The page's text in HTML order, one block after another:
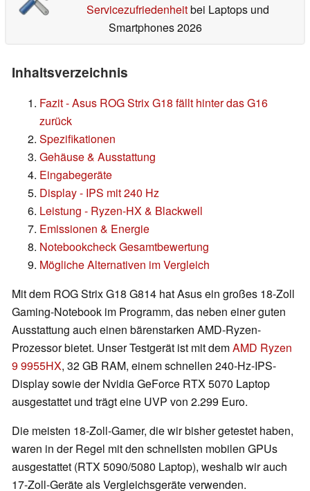
Servicezufriedenheitbei Laptops und
Smartphones 2026
Inhaltsverzeichnis
Fazit - Asus ROG Strix G18 fällt hinter das G16
zurück
Spezifikationen
Gehäuse & Ausstattung
Eingabegeräte
Display - IPS mit 240 Hz
Leistung - Ryzen-HX & Blackwell
Emissionen & Energie
Notebookcheck Gesamtbewertung
Mögliche Alternativen im Vergleich
Mit dem ROG Strix G18 G814 hat Asus ein großes 18-Zoll
Gaming-Notebook im Programm, das neben einer guten
Ausstattung auch einen bärenstarken AMD-Ryzen-
Prozessor bietet. Unser Testgerät ist mit demAMD Ryzen
9 9955HX, 32 GB RAM, einem schnellen 240-Hz-IPS-
Display sowie der Nvidia GeForce RTX 5070 Laptop
ausgestattet und trägt eine UVP von 2.299 Euro.
Die meisten 18-Zoll-Gamer, die wir bisher getestet haben,
waren in der Regel mit den schnellsten mobilen GPUs
ausgestattet (RTX 5090/5080 Laptop), weshalb wir auch
17-Zoll-Geräte als Vergleichsgeräte verwenden.